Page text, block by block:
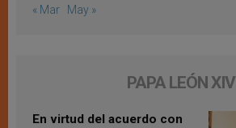
« Mar May »
PAPA LEÓN XIV
En virtud del acuerdo con